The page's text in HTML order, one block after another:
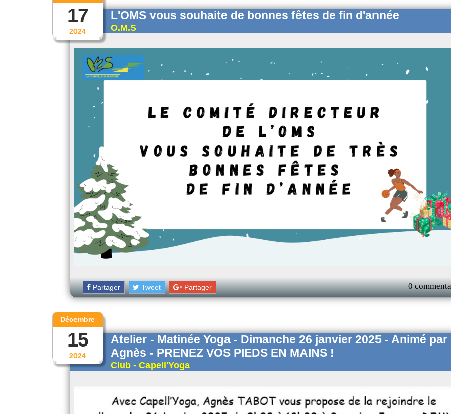
2024
17 L'OMS vous souhaite de bonnes fêtes de fin d'année
O.M.S
Partager Tweet Partager 0
2024
Décembre
15
Atelier - Matinée Yoga - Dimanche 26 janvier 2025 - Animé par
Agnès - PRENEZ VOS PIEDS EN MAINS !
Club - Capell'Yoga